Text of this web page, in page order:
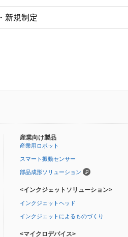
・新規制定
産業向け製品
産業用ロボット
スマート振動センサー
部品成形ソリューション
<インクジェットソリューション>
インクジェットヘッド
インクジェットによるものづくり
<マイクロデバイス>